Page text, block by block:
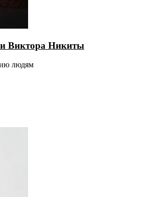
Виктора Никиты
людям